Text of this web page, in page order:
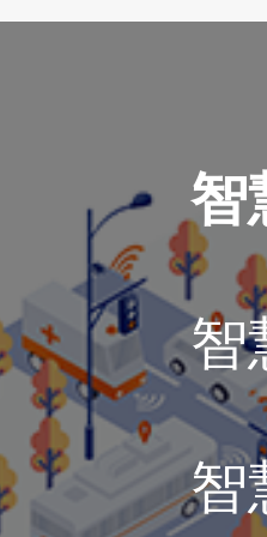
智
智
智